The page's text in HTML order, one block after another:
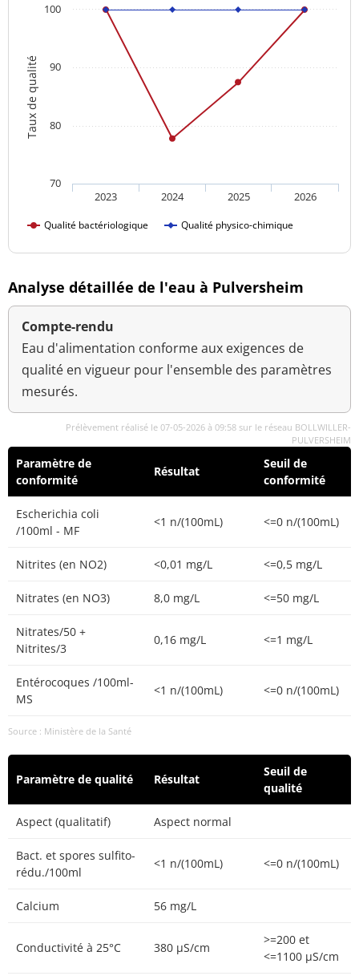
Taux de qualité
Qualité bactériologique Qualité physico-chimique
2023 2024 2025 2026
70
80
90
100
Analyse détaillée de l'eau à Pulversheim
Compte-rendu
Eau d'alimentation conforme aux exigences de
qualité en vigueur pour l'ensemble des paramètres
mesurés.
Prélèvement réalisé le 07-05-2026 à 09:58 sur le réseau BOLLWILLER-
PULVERSHEIM
Paramètre de
conformité
Résultat
Seuil de
conformité
Escherichia coli
/100ml - MF
<1 n/(100mL) <=0 n/(100mL)
Nitrites (en NO2) <0,01 mg/L <=0,5 mg/L
Nitrates (en NO3) 8,0 mg/L <=50 mg/L
Nitrates/50 +
Nitrites/3
0,16 mg/L <=1 mg/L
Entérocoques /100ml-
MS
<1 n/(100mL) <=0 n/(100mL)
Source : Ministère de la Santé
Paramètre de qualité Résultat
Seuil de
qualité
Aspect (qualitatif) Aspect normal
Bact. et spores sulfito-
rédu./100ml
<1 n/(100mL) <=0 n/(100mL)
Calcium 56 mg/L
Conductivité à 25°C 380 µS/cm
>=200 et
<=1100 µS/cm